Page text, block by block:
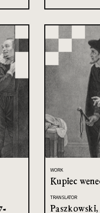
WORK
Kupiec
TRANSLATOR